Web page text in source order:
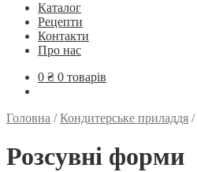
Каталог
Рецепти
Контакти
Про нас
0 ₴ 0 товарів
Головна /Кондитерське приладдя /
Розсувні форми